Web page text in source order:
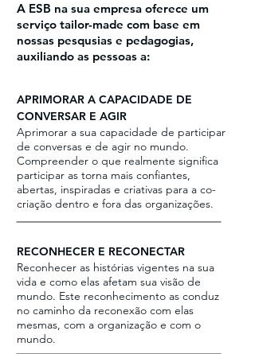
A ESB na sua empresa oferece um
serviço tailor-made com base em
nossas pesqusias e pedagogias,
auxiliando as pessoas a:
APRIMORAR A CAPACIDADE DE
CONVERSAR E AGIR
Aprimorar a sua capacidade de participar
de conversas e de agir no mundo.
Compreender o que realmente significa
participar as torna mais confiantes,
abertas, inspiradas e criativas para a co-
criação dentro e fora das organizações.
RECONHECER E RECONECTAR
Reconhecer as histórias vigentes na sua
vida e como elas afetam sua visão de
mundo. Este reconhecimento as conduz
no caminho da reconexão com elas
mesmas, com a organização e com o
mundo.